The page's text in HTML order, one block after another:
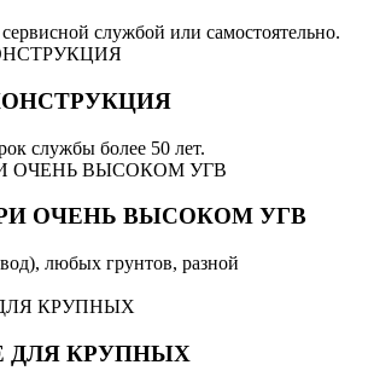
службой или самостоятельно.
службы более 50 лет.
ОЧЕНЬ ВЫСОКОМ УГВ
любых грунтов, разной
ДЛЯ КРУПНЫХ